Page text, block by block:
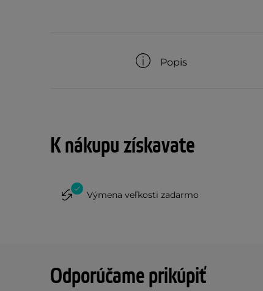
Popis
K nákupu získavate
Výmena veľkosti zadarmo
Odporúčame prikúpiť